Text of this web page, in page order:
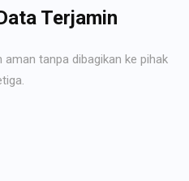
Terjamin
tanpa dibagikan ke pihak